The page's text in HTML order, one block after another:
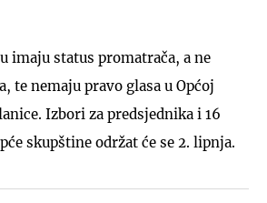
imaju status promatrača, a ne
te nemaju pravo glasa u Općoj
Izbori za predsjednika i 16
skupštine održat će se 2. lipnja.